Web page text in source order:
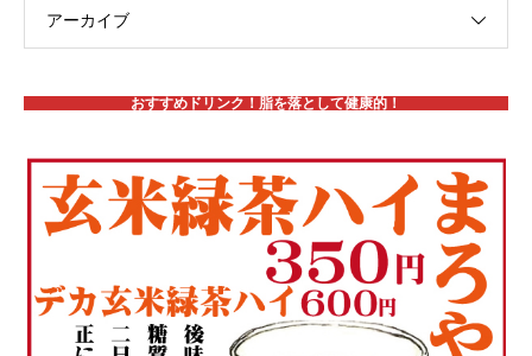
アーカイブ
おすすめドリンク！脂を落として健康的！